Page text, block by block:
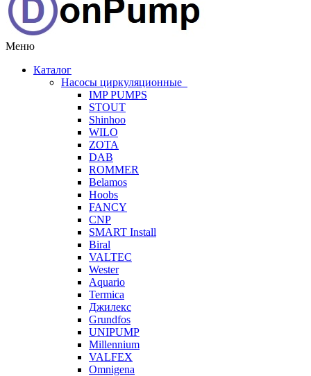
Меню
Каталог
Насосы циркуляционные
IMP PUMPS
STOUT
Shinhoo
WILO
ZOTA
DAB
ROMMER
Belamos
Hoobs
FANCY
CNP
SMART Install
Biral
VALTEC
Wester
Aquario
Termica
Джилекс
Grundfos
UNIPUMP
Millennium
VALFEX
Omnigena